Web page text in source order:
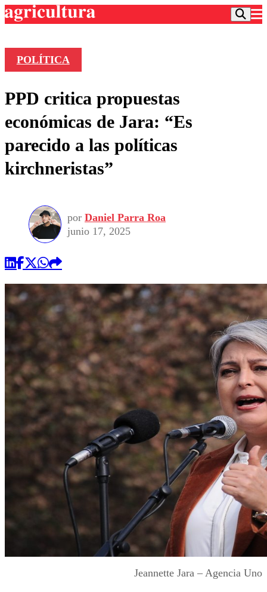
Frecuencias
Agricultura TV
Deportes
Colo Colo
Motor
Torneo Internacional
Torneo Nacional
Entretención
Noticias
Internacional
Nacional
Vida Social
Programas
Comercial
POLÍTICA
PPD critica propuestas
económicas de Jara: “Es
parecido a las políticas
kirchneristas”
por Daniel Parra Roa
junio 17, 2025
Jeannette Jara – Agencia Uno